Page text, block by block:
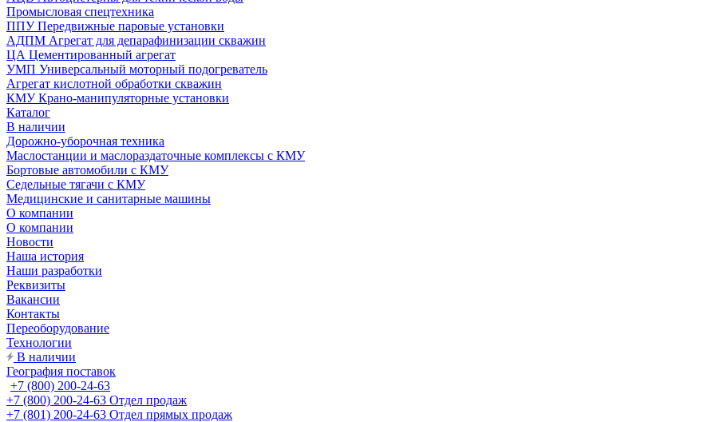
Промысловая спецтехника
ППУ Передвижные паровые установки
АДПМ Агрегат для депарафинизации скважин
ЦА Цементированный агрегат
УМП Универсальный моторный подогреватель
Агрегат кислотной обработки скважин
КМУ Крано-манипуляторные установки
Каталог
В наличии
Дорожно-уборочная техника
Маслостанции и маслораздаточные комплексы с КМУ
Бортовые автомобили с КМУ
Седельные тягачи с КМУ
Медицинские и санитарные машины
О компании
О компании
Новости
Наша история
Наши разработки
Реквизиты
Вакансии
Контакты
Переоборудование
Технологии
В наличии
География поставок
+7 (800) 200-24-63
+7 (800) 200-24-63 Отдел продаж
+7 (801) 200-24-63 Отдел прямых продаж